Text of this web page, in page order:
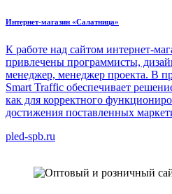
Интернет-магазин «Салатница»
К работе над сайтом интернет-
привлечены программисты,
менеджер, менеджер проекта. В
Smart Traffic обеспечивает
как для корректного
достижения поставленных
pled-spb.ru